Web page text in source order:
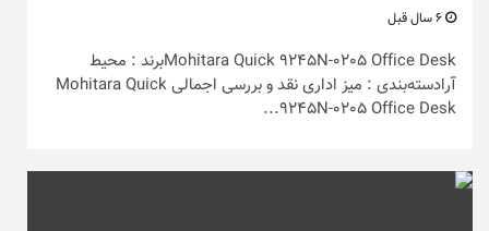
Mohitara Quick 9245N-0205 Office Deskبرند : محیط
آرادسته‌بندی : میز اداری نقد و بررسی اجمالی Mohitara Quick
9245N-0205 Office Desk...